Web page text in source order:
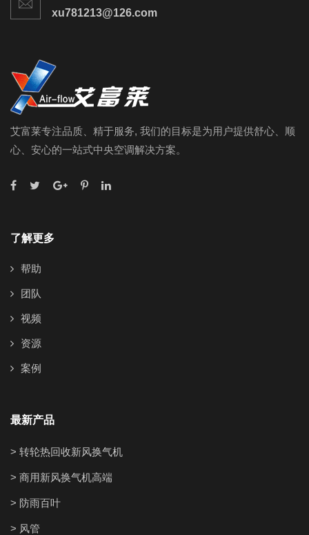
xu781213@126.com
艾富莱专注品质、精于服务, 我们的目标是为用户提供舒心、顺
心、安心的一站式中央空调解决方案。
了解更多
帮助
团队
视频
资源
案例
最新产品
> 转轮热回收新风换气机
> 商用新风换气机高端
> 防雨百叶
> 风管